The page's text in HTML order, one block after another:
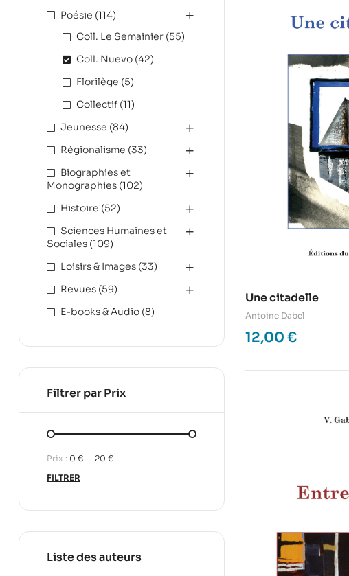
Une citadelle
Antoine Dabel
12,00 €
Poésie (114)
Coll. Le Semainier (55)
Coll. Nuevo (42)
Florilège (5)
Collectif (11)
Jeunesse (84)
Régionalisme (33)
Biographies et
Monographies (102)
Histoire (52)
Sciences Humaines et
Sociales (109)
Loisirs & Images (33)
Revues (59)
E-books & Audio (8)
Filtrer par Prix
FILTRER
Prix : 0 € — 20 €
Liste des auteurs